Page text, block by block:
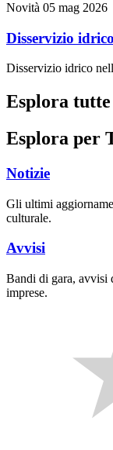
Novità 05 mag 2026
Disservizio
Disservizio idrico
Esplora
Esplora per
Notizie
Gli ultimi
culturale.
Avvisi
Bandi di gara, avvisi
imprese.